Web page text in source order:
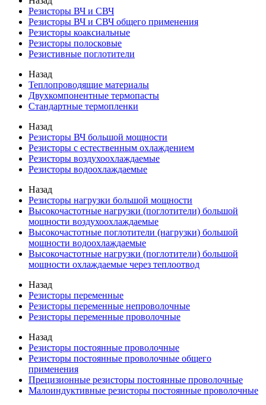
Резисторы ВЧ и СВЧ
Резисторы ВЧ и СВЧ общего применения
Резисторы коаксиальные
Резисторы полосковые
Резистивные поглотители
Назад
Теплопроводящие материалы
Двухкомпонентные термопасты
Стандартные термопленки
Назад
Резисторы ВЧ большой мощности
Резисторы с естественным охлаждением
Резисторы воздухоохлаждаемые
Резисторы водоохлаждаемые
Назад
Резисторы нагрузки большой мощности
Высокочастотные нагрузки (поглотители) большой
мощности воздухоохлаждаемые
Высокочастотные поглотители (нагрузки) большой
мощности водоохлаждаемые
Высокочастотные нагрузки (поглотители) большой
мощности охлаждаемые через теплоотвод
Назад
Резисторы переменные
Резисторы переменные непроволочные
Резисторы переменные проволочные
Назад
Резисторы постоянные проволочные
Резисторы постоянные проволочные общего
применения
Прецизионные резисторы постоянные проволочные
Малоиндуктивные резисторы постоянные проволочные